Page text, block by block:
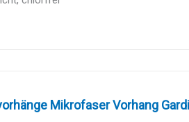
Mikrofaser Vorhang